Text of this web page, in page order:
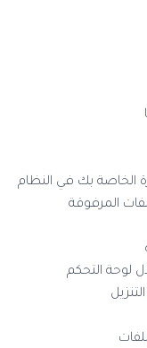
الخاصة بك في النظام
المرفوقة
لوحة التحكم